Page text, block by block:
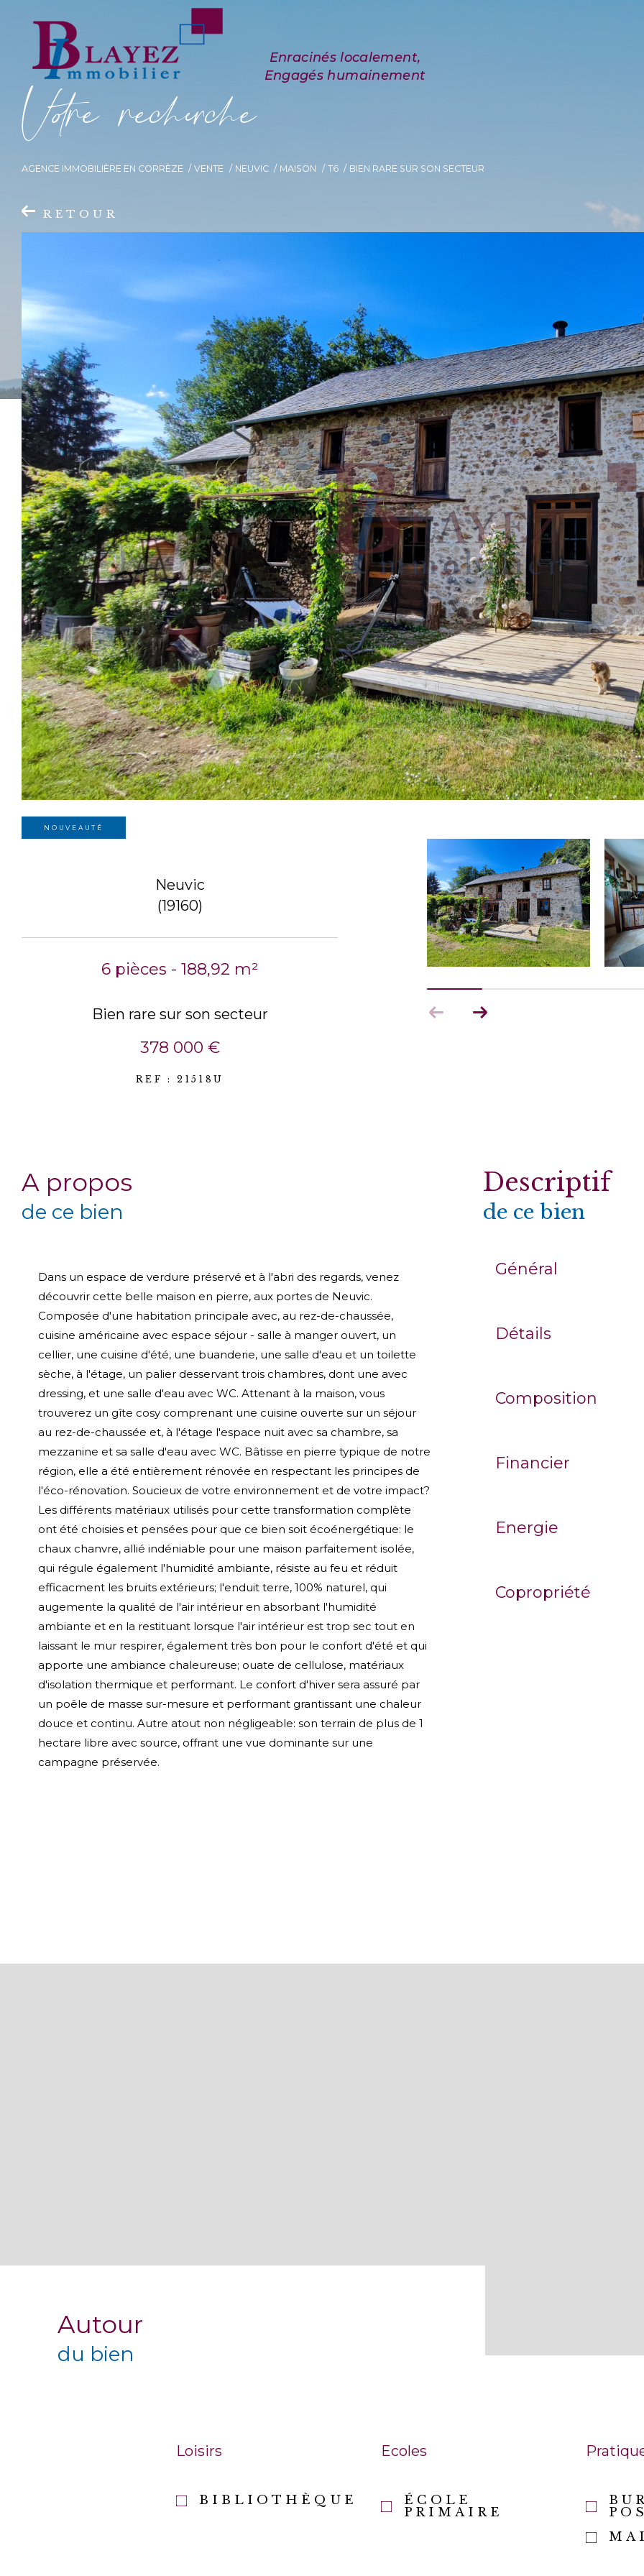
Vore recece
AGENCE IMMOBILIÈRE EN CORRÈZE VENTE NEUVIC MAISON T6 BIEN RARE SUR SON SECTEUR
RETOUR
NOUVEAUTÉ
Neuvic
(19160)
6 pièces - 188,92 m²
Bien rare sur son secteur
378 000 €
REF : 21518U
a propos
de ce bien
Dans un espace de verdure préservé et à l'abri des regards, venez
découvrir cette belle maison en pierre, aux portes de Neuvic.
Composée d'une habitation principale avec, au rez-de-chaussée,
cuisine américaine avec espace séjour - salle à manger ouvert, un
cellier, une cuisine d'été, une buanderie, une salle d'eau et un toilette
sèche, à l'étage, un palier desservant trois chambres, dont une avec
dressing, et une salle d'eau avec WC. Attenant à la maison, vous
trouverez un gîte cosy comprenant une cuisine ouverte sur un séjour
au rez-de-chaussée et, à l'étage l'espace nuit avec sa chambre, sa
mezzanine et sa salle d'eau avec WC. Bâtisse en pierre typique de notre
région, elle a été entièrement rénovée en respectant les principes de
l'éco-rénovation. Soucieux de votre environnement et de votre impact?
Les différents matériaux utilisés pour cette transformation complète
ont été choisies et pensées pour que ce bien soit écoénergétique: le
chaux chanvre, allié indéniable pour une maison parfaitement isolée,
qui régule également l'humidité ambiante, résiste au feu et réduit
efficacment les bruits extérieurs; l'enduit terre, 100% naturel, qui
augemente la qualité de l'air intérieur en absorbant l'humidité
ambiante et en la restituant lorsque l'air intérieur est trop sec tout en
laissant le mur respirer, également très bon pour le confort d'été et qui
apporte une ambiance chaleureuse; ouate de cellulose, matériaux
d'isolation thermique et performant. Le confort d'hiver sera assuré par
un poêle de masse sur-mesure et performant grantissant une chaleur
douce et continu. Autre atout non négligeable: son terrain de plus de 1
hectare libre avec source, offrant une vue dominante sur une
campagne préservée.
descriptif
de ce bien
Général
Détails
Composition
Financier
Energie
Copropriété
Autour
du bien
Loisirs
BIBLIOTHÈQUE
Ecoles
ÉCOLE
PRIMAIRE